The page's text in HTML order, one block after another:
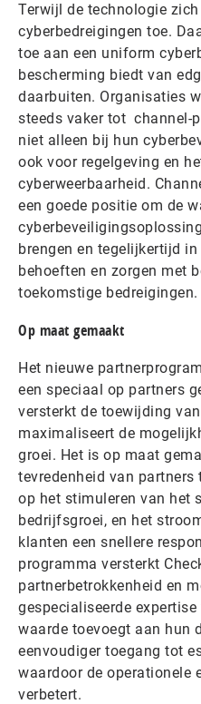
Terwijl de technologie
cyberbedreigingen toe.
toe aan een uniform
bescherming biedt van
daarbuiten. Organisaties
steeds vaker tot channel-
niet alleen bij hun
ook voor regelgeving en
cyberweerbaarheid.
een goede positie om de
brengen en tegelijkertijd
behoeften en zorgen met
toekomstige bedreigingen.
Op maat gemaakt
Het nieuwe
een speciaal op partners
versterkt de toewijding
maximaliseert de
groei. Het is op maat
tevredenheid van partners
op het stimuleren van het
bedrijfsgroei, en het
klanten een snellere
programma versterkt
partnerbetrokkenheid en
gespecialiseerde
waarde toevoegt aan hun
eenvoudiger toegang tot
waardoor de operationele
verbetert.